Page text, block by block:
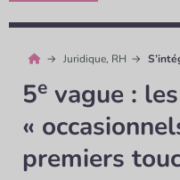
Juridique, RH
5e vague :
«
premiers